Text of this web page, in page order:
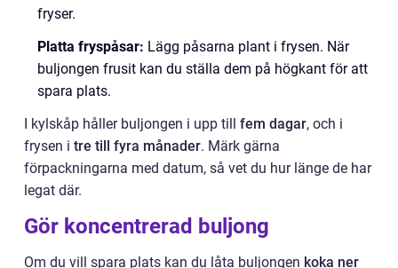
fryser.
Platta fryspåsar: Lägg påsarna plant i frysen. När
buljongen frusit kan du ställa dem på högkant för att
spara plats.
I kylskåp håller buljongen i upp till fem dagar, och i
frysen i tre till fyra månader. Märk gärna
förpackningarna med datum, så vet du hur länge de har
legat där.
Gör koncentrerad buljong
Om du vill spara plats kan du låta buljongen koka ner